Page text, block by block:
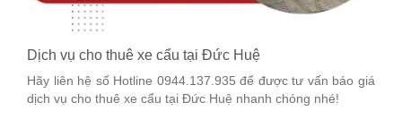
Dịch vụ cho thuê xe cẩu tại Đức Huệ
Hãy liên hệ số Hotline 0944.137.935 để được tư vấn báo giá
dịch vụ cho thuê xe cẩu tại Đức Huệ nhanh chóng nhé!